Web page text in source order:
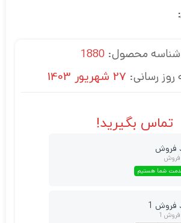
شناسه محصول: 1880
روز رسانی: 27 شهریور 1403
تماس بگیرید!
فروش
فروش
شما هستیم
فروش 1
1